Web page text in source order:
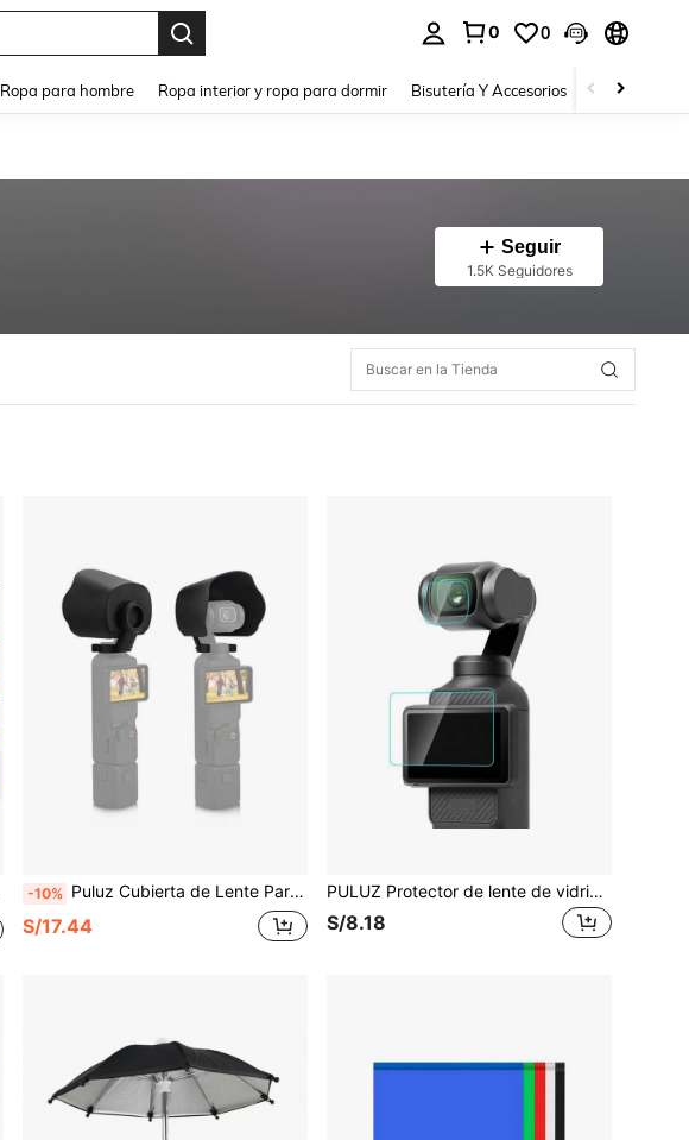
0 0
Ropa para hombre Ropa interior y ropa para dormir Bisutería Y Accesorios Zapatos
Seguir
1.5K Seguidores
-10% Puluz Cubierta de Lente Parasol para OSMO Pocket 3 Cubierta Protectora de Lente Parasol Capucha
S/17.44
PULUZ Protector de lente de vidrio templado de alta definición 9H 2.5D + Película protectora de pantalla para OSMO Pocket 3
S/8.18